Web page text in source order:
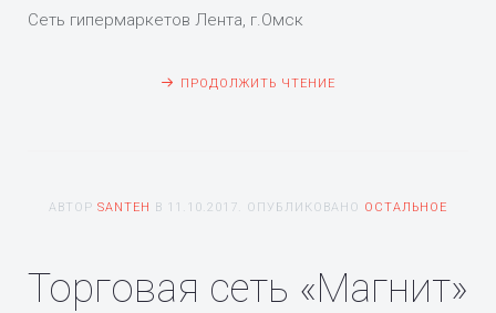
Сеть гипермаркетов Лента, г.Омск
ПРОДОЛЖИТЬ ЧТЕНИЕ
АВТОР SANTEH В 11.10.2017 . ОПУБЛИКОВАНО ОСТАЛЬНОЕ
Торговая сеть «Магнит»